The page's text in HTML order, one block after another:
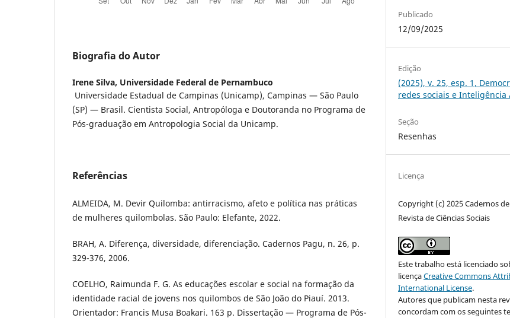
Biografia do Autor
Irene Silva, Universidade Federal de Pernambuco
Universidade Estadual de Campinas (Unicamp), Campinas — São Paulo
(SP) — Brasil. Cientista Social, Antropóloga e Doutoranda no Programa de
Pós-graduação em Antropologia Social da Unicamp.
Referências
ALMEIDA, M. Devir Quilomba: antirracismo, afeto e política nas práticas
de mulheres quilombolas. São Paulo: Elefante, 2022.
BRAH, A. Diferença, diversidade, diferenciação. Cadernos Pagu, n. 26, p.
329-376, 2006.
COELHO, Raimunda F. G. As educações escolar e social na formação da
identidade racial de jovens nos quilombos de São João do Piauí. 2013.
Orientador: Francis Musa Boakari. 163 p. Dissertação — Programa de Pós-
Publicado
12/09/2025
Edição
(2025), v. 25, esp. 1,
redes sociais e Inteligência
Seção
Resenhas
Licença
Copyright (c) 2025 Cadernos
Revista de Ciências Sociais
Este trabalho está licenciado
licençaCreative Commons
International License.
Autores que publicam nesta
concordam com os seguintes